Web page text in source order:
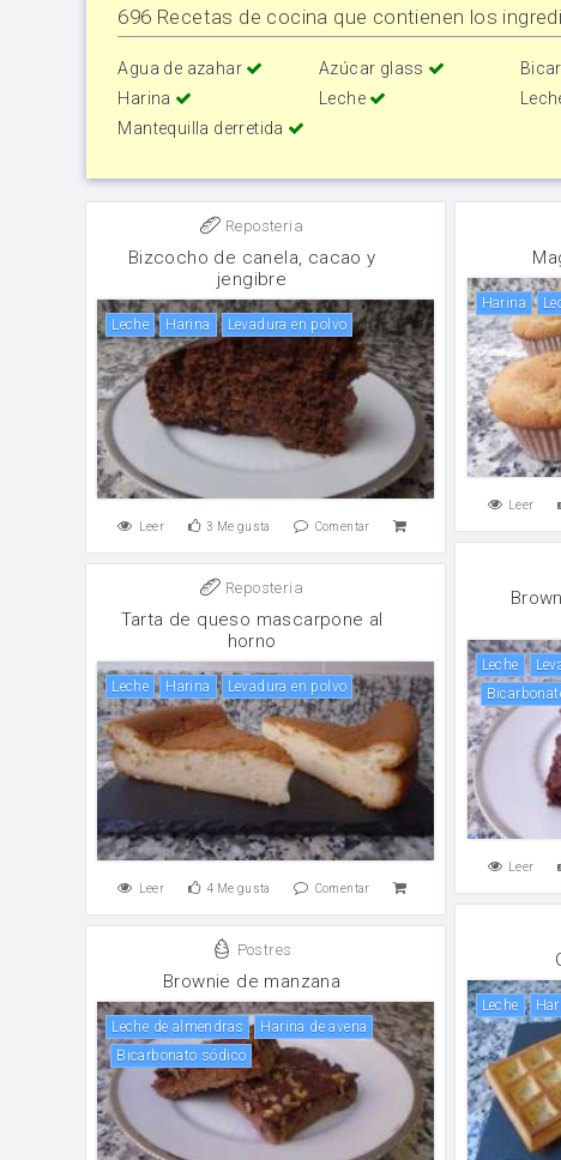
696 Recetas de cocina que contienen los
Agua de azahar Azúcar glass
Harina
Leche
Mantequilla derretida
Reposteria
Bizcocho de canela, cacao y
jengibre
leche harina levadura en polvo
Leer 3 Me gusta Comentar
harina
Leer
leche
Leer
Reposteria
Tarta de queso mascarpone al
horno
leche harina levadura en polvo
Leer 4 Me gusta Comentar
leche
Postres
Brownie de manzana
Leche de almendras
Harina de avena
Bicarbonato sódico